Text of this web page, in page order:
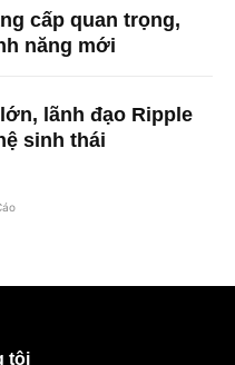
cấp quan trọng,
năng mới
lãnh đạo Ripple
sinh thái
tôi